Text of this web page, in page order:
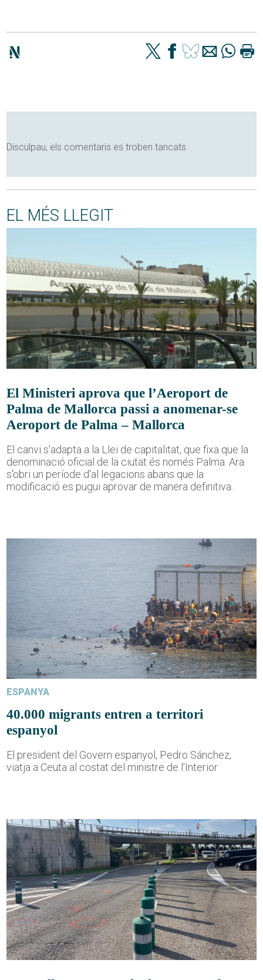
Disculpau, els comentaris es troben tancats
EL MÉS LLEGIT
El Ministeri aprova que l’Aeroport de
Palma de Mallorca passi a anomenar-se
Aeroport de Palma – Mallorca
El canvi s'adapta a la Llei de capitalitat, que fixa que la
denominació oficial de la ciutat és només Palma. Ara
s'obri un període d'al·legacions abans que la
modificació es pugui aprovar de manera definitiva.
ESPANYA
40.000 migrants entren a territori
espanyol
El president del Govern espanyol, Pedro Sánchez,
viatja a Ceuta al costat del ministre de l'Interior